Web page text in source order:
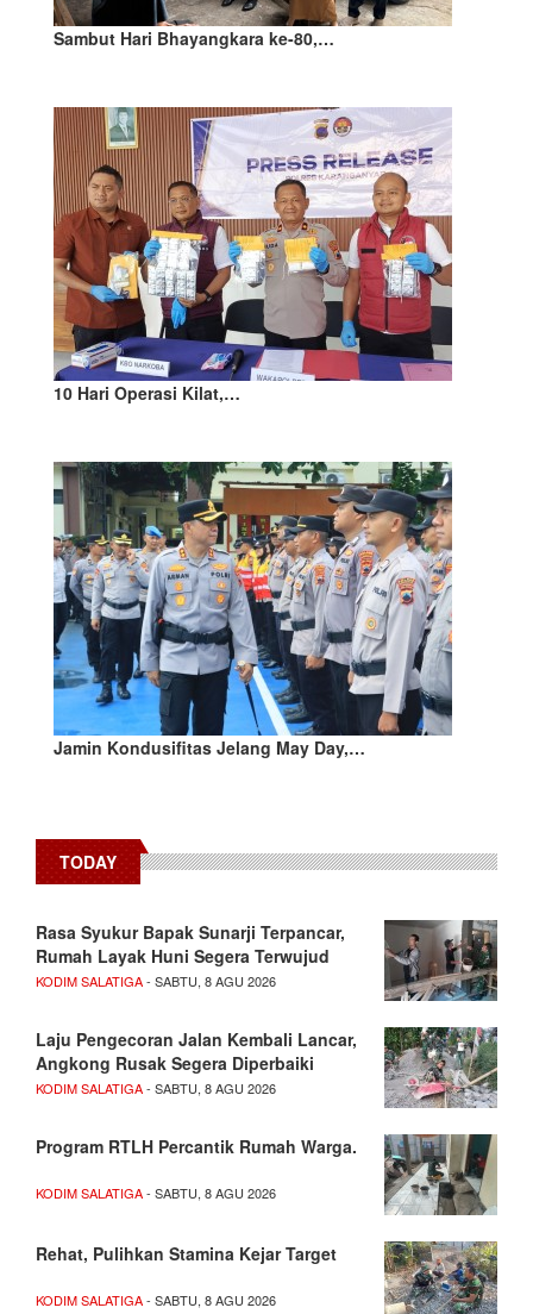
Sambut Hari Bhayangkara ke-80,…
10 Hari Operasi Kilat,…
Jamin Kondusifitas Jelang May Day,…
TODAY
Rasa Syukur Bapak Sunarji Terpancar,
Rumah Layak Huni Segera Terwujud
KODIM SALATIGA- SABTU, 8 AGU 2026
Laju Pengecoran Jalan Kembali Lancar,
Angkong Rusak Segera Diperbaiki
KODIM SALATIGA- SABTU, 8 AGU 2026
Program RTLH Percantik Rumah Warga.
KODIM SALATIGA- SABTU, 8 AGU 2026
Rehat, Pulihkan Stamina Kejar Target
KODIM SALATIGA- SABTU, 8 AGU 2026